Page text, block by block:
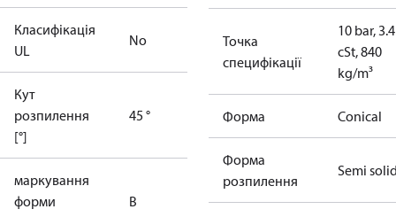
Класифікація
UL
No
Кут
розпилення
[°]
45 °
маркування
форми
B
Точка
специфікації
10 bar, 3.4
cSt, 840
kg/m³
Форма Conical
Форма
розпилення
Semi